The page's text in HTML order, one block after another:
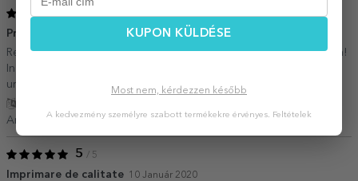
5/ 5
Produse minunate 10 Május 2020
Recomand! Produse calitative și atent personalizate, livrare rapida!
In total am 8 produse personalizate de Stargift și probabil mai
urmează și altele ?.
Ana,
Románia
5 / 5
Imprimare de calitate 10 Január 2020
KUPON KÜLDÉSE
Most nem, kérdezzen később
A kedvezmény személyre szabott termékekre érvényes. Feltételek